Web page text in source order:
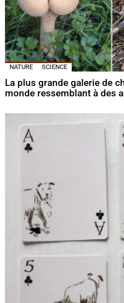
NATURE SCIENCE
La plus grande galerie de
monde ressemblant à des